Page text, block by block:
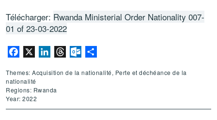
Télécharger: Rwanda Ministerial Order Nationality 007-
01 of 23-03-2022
Facebook LinkedInThreadsOutlook.com
Themes: Acquisition de la nationalité, Perte et déchéance de la
nationalité
Regions: Rwanda
Year: 2022